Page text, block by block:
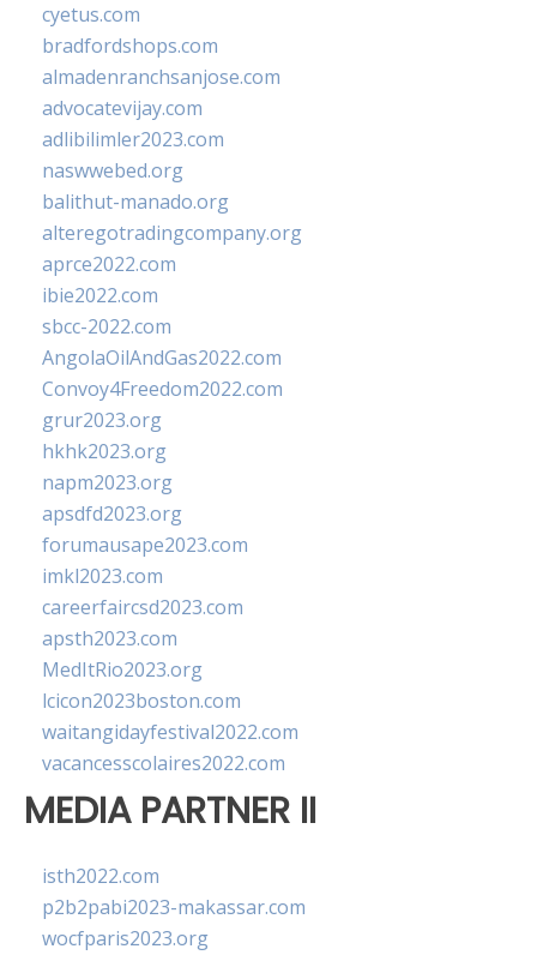
cyetus.com
bradfordshops.com
almadenranchsanjose.com
advocatevijay.com
adlibilimler2023.com
naswwebed.org
balithut-manado.org
alteregotradingcompany.org
aprce2022.com
ibie2022.com
sbcc-2022.com
AngolaOilAndGas2022.com
Convoy4Freedom2022.com
grur2023.org
hkhk2023.org
napm2023.org
apsdfd2023.org
forumausape2023.com
imkl2023.com
careerfaircsd2023.com
apsth2023.com
MedItRio2023.org
lcicon2023boston.com
waitangidayfestival2022.com
vacancesscolaires2022.com
MEDIA PARTNER II
isth2022.com
p2b2pabi2023-makassar.com
wocfparis2023.org